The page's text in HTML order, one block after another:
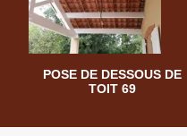
POSE DE DESSOUS DE
TOIT 69